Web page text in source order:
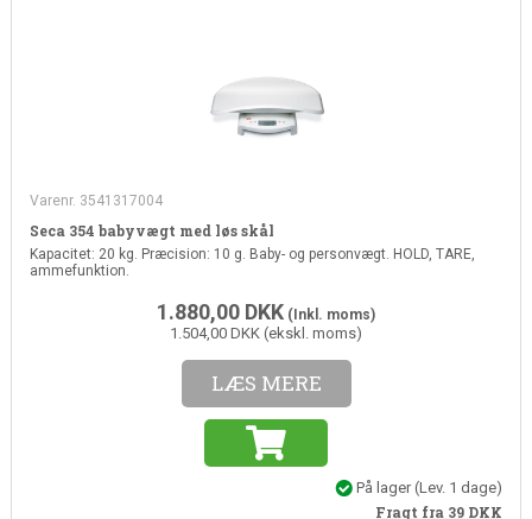
Varenr. 3541317004
Seca 354 babyvægt med løs skål
Kapacitet: 20 kg. Præcision: 10 g. Baby- og personvægt. HOLD, TARE,
ammefunktion.
1.880,00 DKK (Inkl. moms)
1.504,00 DKK (ekskl. moms)
LÆS MERE
På lager(Lev. 1 dage)
Fragt fra 39 DKK